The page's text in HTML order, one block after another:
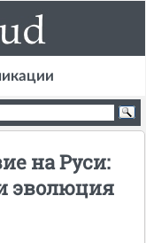
на Руси:
эволюция